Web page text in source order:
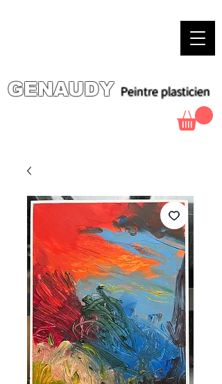
GENAUDY Peintre plasticien